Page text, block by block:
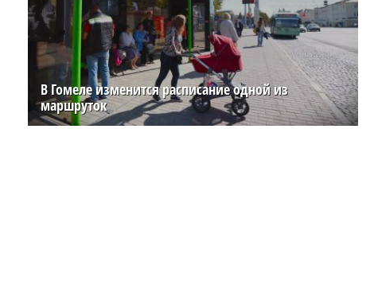
В Гомеле изменится расписание одной из
маршруток